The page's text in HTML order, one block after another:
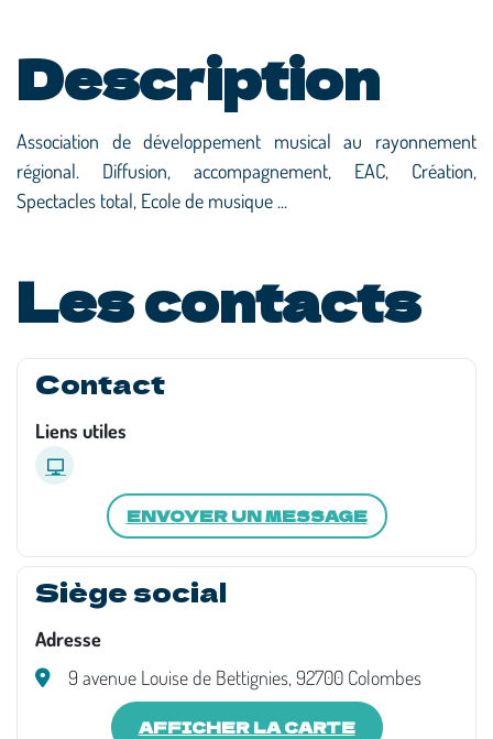
Description
Association de développement musical au rayonnement
régional. Diffusion, accompagnement, EAC, Création,
Spectacles total, Ecole de musique ...
Les contacts
Contact
Liens utiles
ENVOYER UN MESSAGE
Siège social
Adresse
9 avenue Louise de Bettignies, 92700 Colombes
AFFICHER LA CARTE